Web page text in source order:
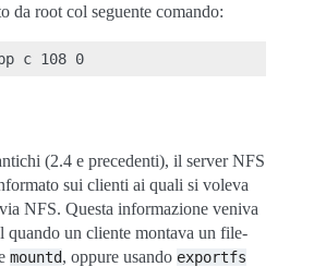
da root col seguente comando:
(2.4 e precedenti), il server NFS
sui clienti ai quali si voleva
NFS. Questa informazione veniva
quando un cliente montava un file-
mountd, oppure usando exportfs